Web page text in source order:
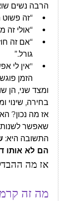
הרבה נשים
“זה
“אולי זה
“אם זה
גורל.”
"אין לי
הזמן
ומצד שני, הן
בחירה, שינוי
אז מה נכון?
שאפשר
התשובה היא:
הם לא אותו
אז מה
מה זה